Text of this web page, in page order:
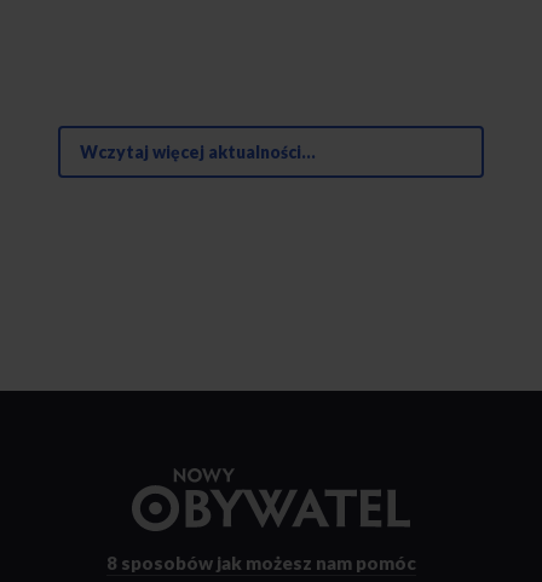
Wczytaj więcej aktualności...
strony
8 sposobów jak możesz nam pomóc